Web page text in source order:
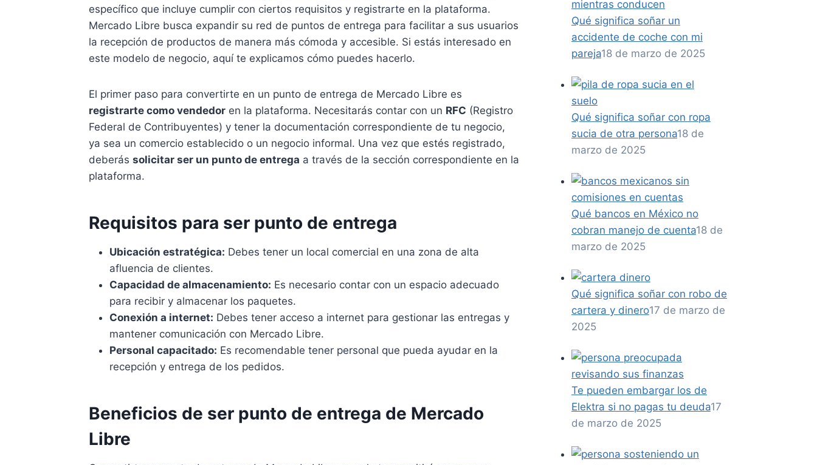
específico que incluye cumplir con ciertos requisitos y registrarte en la plataforma.
Mercado Libre busca expandir su red de puntos de entrega para facilitar a sus usuarios
la recepción de productos de manera más cómoda y accesible. Si estás interesado en
este modelo de negocio, aquí te explicamos cómo puedes hacerlo.
El primer paso para convertirte en un punto de entrega de Mercado Libre es
registrarte como vendedor en la plataforma. Necesitarás contar con un RFC (Registro
Federal de Contribuyentes) y tener la documentación correspondiente de tu negocio,
ya sea un comercio establecido o un negocio informal. Una vez que estés registrado,
deberás solicitar ser un punto de entrega a través de la sección correspondiente en la
plataforma.
Requisitos para ser punto de entrega
Ubicación estratégica: Debes tener un local comercial en una zona de alta
afluencia de clientes.
Capacidad de almacenamiento: Es necesario contar con un espacio adecuado
para recibir y almacenar los paquetes.
Conexión a internet: Debes tener acceso a internet para gestionar las entregas y
mantener comunicación con Mercado Libre.
Personal capacitado: Es recomendable tener personal que pueda ayudar en la
recepción y entrega de los pedidos.
Beneficios de ser punto de entrega de Mercado
Libre
Qué significa soñar un
accidente de coche con mi
pareja18 de marzo de 2025
Qué significa soñar con ropa
sucia de otra persona18 de
marzo de 2025
Qué bancos en México no
cobran manejo de cuenta18 de
marzo de 2025
Qué significa soñar con robo de
cartera y dinero17 de marzo de
2025
Te pueden embargar los de
Elektra si no pagas tu deuda17
de marzo de 2025